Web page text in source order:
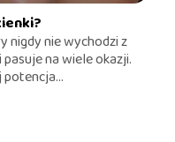
nigdy nie wychodzi z
na wiele okazji.